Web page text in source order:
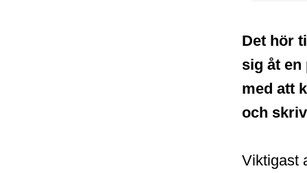
Det hör
sig åt
med att
och
Viktigast